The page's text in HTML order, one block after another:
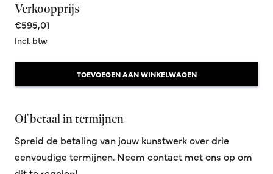
Verkoopprijs
€595,01
Incl. btw
TOEVOEGEN AAN WINKELWAGEN
Of betaal in termijnen
Spreid de betaling van jouw kunstwerk over drie
eenvoudige termijnen. Neem contact met ons op om